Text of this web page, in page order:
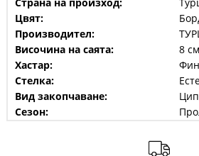
Цвят:
Производител:
Височина на саята:
8 см
Хастар:
Фин
Стелка:
Вид закопчаване:
Сезон: